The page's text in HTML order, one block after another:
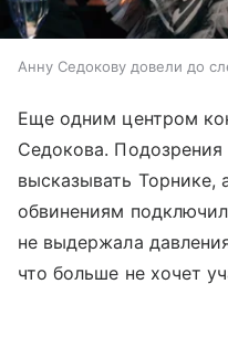
Анну Седокову довели до
Еще одним центром
Седокова.
высказывать Торнике,
обвинениям
не выдержала
что больше не хочет